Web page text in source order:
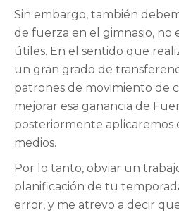
Sin embargo, también
de fuerza en el gimnasio, no
útiles. En el sentido que
un gran grado de
patrones de movimiento de
mejorar esa ganancia de
posteriormente aplicaremos
medios.
Por lo tanto, obviar un
planificación de tu
error, y me atrevo a decir